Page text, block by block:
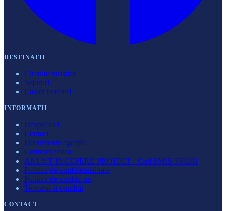
DESTINATII
Circuite turistice
Sejururi
Cazari hoteluri
INFORMATII
Despre noi
Contact
Documente agenție
Contract cadru
ANUNȚ ÎNCEPERE PROIECT - Cod SMIS 353281
Politica de confidentialitate
Politica de cookie-uri
Termeni si conditii
CONTACT